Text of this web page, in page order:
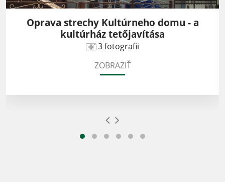
Oprava strechy Kultúrneho domu - a
kultúrház tetőjavítása
3 fotografii
ZOBRAZIŤ